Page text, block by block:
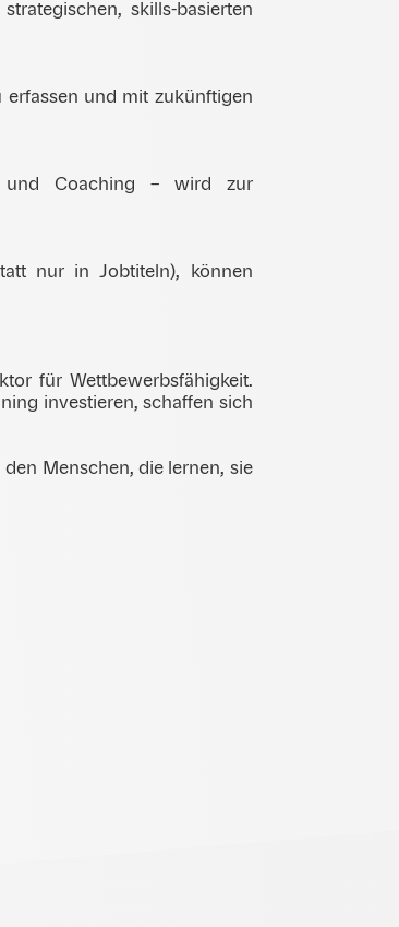
skills-basierten
erfassen und mit zukünftigen
und Coaching – wird zur
nur in Jobtiteln), können
für Wettbewerbsfähigkeit.
investieren, schaffen sich
Menschen, die lernen, sie